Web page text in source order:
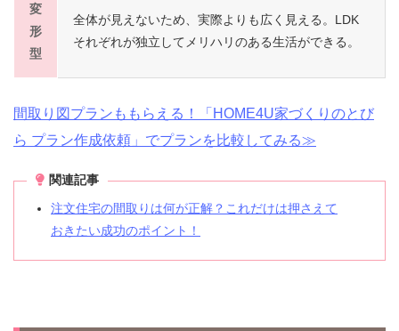
変
形
型
全体が見えないため、実際よりも広く見える。LDK
それぞれが独立してメリハリのある生活ができる。
間取り図プランももらえる！「HOME4U家づくりのとび
ら プラン作成依頼」でプランを比較してみる≫
関連記事
注文住宅の間取りは何が正解？これだけは押さえて
おきたい成功のポイント！